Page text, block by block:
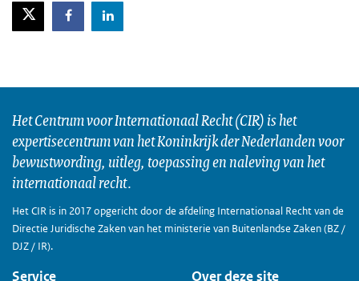
X-TwitterFacebookLinkedIn
Het Centrum voor Internationaal Recht (CIR) is het
expertisecentrum van het Koninkrijk der Nederlanden voor
bewustwording, uitleg, toepassing en naleving van het
internationaal recht.
Het CIR is in 2017 opgericht door de afdeling Internationaal Recht van de
Directie Juridische Zaken van het ministerie van Buitenlandse Zaken (BZ /
DJZ / IR).
Service Over deze site